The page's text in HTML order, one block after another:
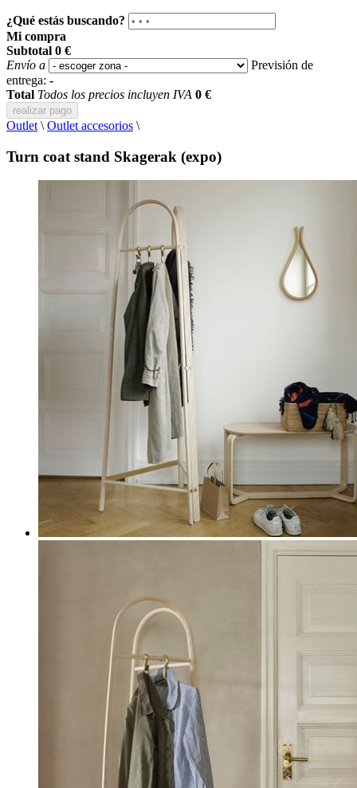
¿Qué estás buscando?
Mi compra
Subtotal 0 €
Envío a
Previsión de
entrega: -
Total Todos los precios incluyen IVA 0 €
realizar pago
Outlet \ Outlet accesorios \
Turn coat stand Skagerak (expo)